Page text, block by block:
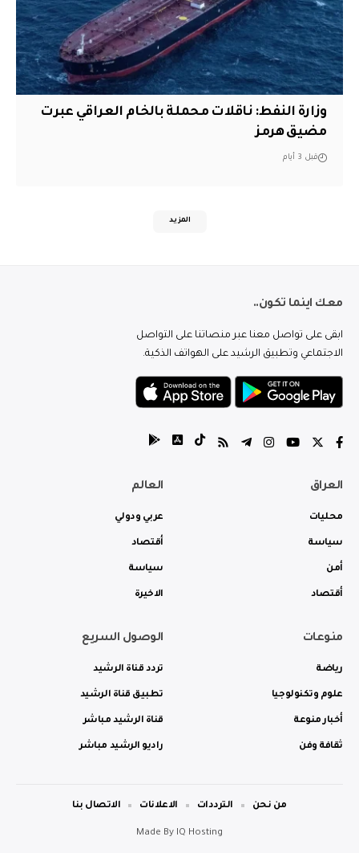
وزارة النفط: ناقلات محملة بالخام العراقي عبرت
مضيق هرمز
قبل 3 أيام
المزيد
معك اينما تكون..
ابقى على تواصل معنا عبر منصاتنا على التواصل
الاجتماعي وتطبيق الرشيد على الهواتف الذكية.
العراق
محليات
سياسة
أمن
أقتصاد
العالم
عربي ودولي
أقتصاد
سياسة
الاخيرة
منوعات
رياضة
علوم وتكنولوجيا
أخبار منوعة
ثقافة وفن
الوصول السريع
تردد قناة الرشيد
تطبيق قناة الرشيد
قناة الرشيد مباشر
راديو الرشيد مباشر
Made By IQ Hosting
من نحن الترددات الاعلانات الاتصال بنا